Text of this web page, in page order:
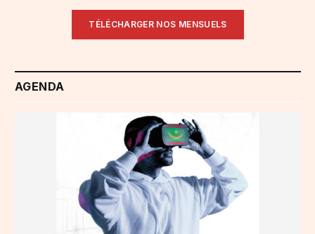
TÉLÉCHARGER NOS MENSUELS
AGENDA